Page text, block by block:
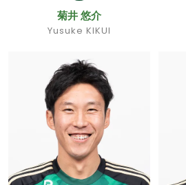
菊井 悠介
Yusuke KIKUI